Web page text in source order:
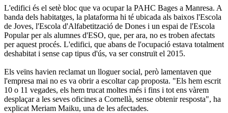
L'edifici és el setè bloc que va ocupar la PAHC Bages a Manresa. A
banda dels habitatges, la plataforma hi té ubicada als baixos l'Escola
de Joves, l'Escola d'Alfabetització de Dones i un espai de l'Escola
Popular per als alumnes d'ESO, que, per ara, no es troben afectats
per aquest procés. L'edifici, que abans de l'ocupació estava totalment
deshabitat i sense cap tipus d'ús, va ser construït el 2015.
Els veïns havien reclamat un lloguer social, però lamentaven que
l'empresa mai no es va obrir a escoltar cap proposta. "Els hem escrit
10 o 11 vegades, els hem trucat moltes més i fins i tot ens vàrem
desplaçar a les seves oficines a Cornellà, sense obtenir resposta", ha
explicat Meriam Maiku, una de les afectades.